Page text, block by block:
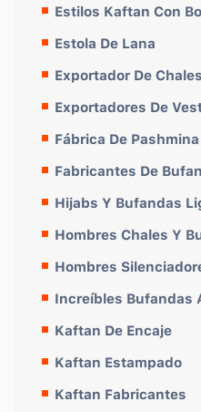
Estilos Kaftan Con
Estola De Lana
Exportador De
Exportadores De
Fábrica De Pashmina
Fabricantes De
Hijabs Y Bufandas
Hombres Chales Y
Hombres
Increíbles Bufandas
Kaftan De Encaje
Kaftan Estampado
Kaftan Fabricantes